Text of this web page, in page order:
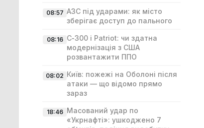
08:57 АЗС під ударами: як місто
зберігає доступ до пального
08:16 С‑300 і Patriot: чи здатна
модернізація з США
розвантажити ППО
08:02 Київ: пожежі на Оболоні після
атаки — що відомо прямо
зараз
18:46 Масований удар по
«Укрнафті»: ушкоджено 7